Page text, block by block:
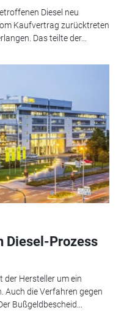
Diesel neu
Kaufvertrag zurücktreten
Das teilte der...
Diesel-Prozess
der Hersteller um ein
Auch die Verfahren gegen
Bußgeldbescheid...